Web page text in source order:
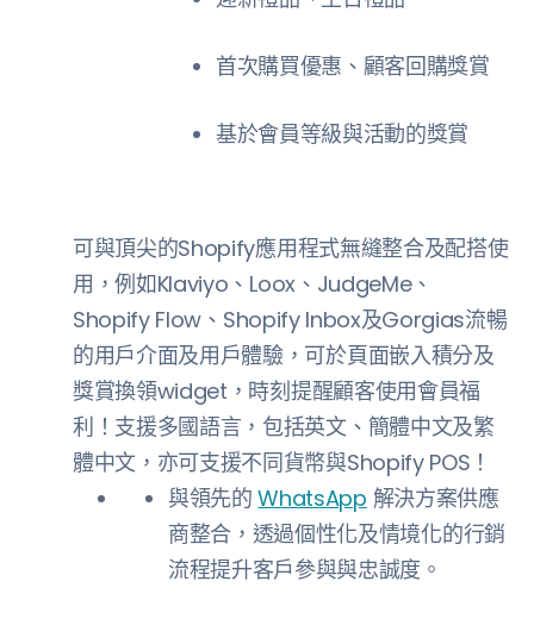
首次購買優惠、顧客回購獎賞
基於會員等級與活動的獎賞
可與頂尖的Shopify應用程式無縫整合及配搭使
用，例如Klaviyo、Loox、JudgeMe、
Shopify Flow、Shopify Inbox及Gorgias流暢
的用戶介面及用戶體驗，可於頁面嵌入積分及
獎賞換領widget，時刻提醒顧客使用會員福
利！支援多國語言，包括英文、簡體中文及繁
體中文，亦可支援不同貨幣與Shopify POS！
與領先的WhatsApp 解決方案供應
商整合，透過個性化及情境化的行銷
流程提升客戶參與與忠誠度。